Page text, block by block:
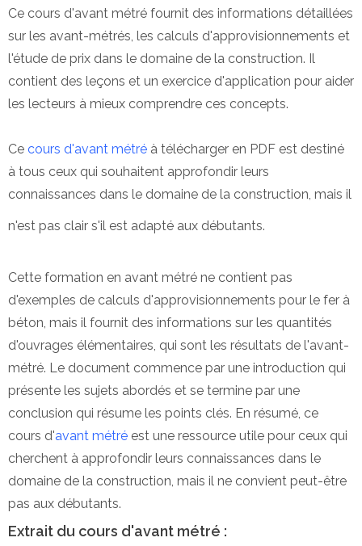
Ce cours d'avant métré fournit des informations détaillées
sur les avant-métrés, les calculs d'approvisionnements et
l'étude de prix dans le domaine de la construction. Il
contient des leçons et un exercice d'application pour aider
les lecteurs à mieux comprendre ces concepts.
Ce cours d'avant métré à télécharger en PDF est destiné
à tous ceux qui souhaitent approfondir leurs
connaissances dans le domaine de la construction, mais il
n'est pas clair s'il est adapté aux débutants.
Cette formation en avant métré ne contient pas
d'exemples de calculs d'approvisionnements pour le fer à
béton, mais il fournit des informations sur les quantités
d'ouvrages élémentaires, qui sont les résultats de l'avant-
métré. Le document commence par une introduction qui
présente les sujets abordés et se termine par une
conclusion qui résume les points clés. En résumé, ce
cours d'avant métré est une ressource utile pour ceux qui
cherchent à approfondir leurs connaissances dans le
domaine de la construction, mais il ne convient peut-être
pas aux débutants.
Extrait du cours d'avant métré :